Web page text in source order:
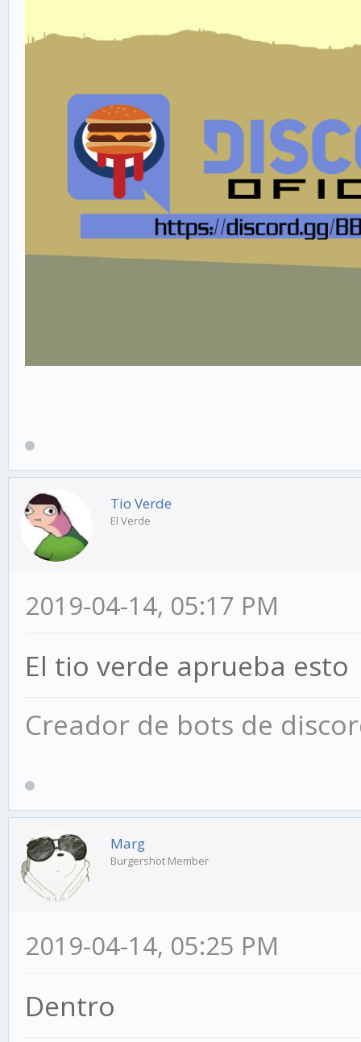
Tio Verde
El Verde
2019-04-14, 05:17 PM
El tio verde aprueba esto
Creador de bots de
Marg
Burgershot Member
2019-04-14, 05:25 PM
Dentro